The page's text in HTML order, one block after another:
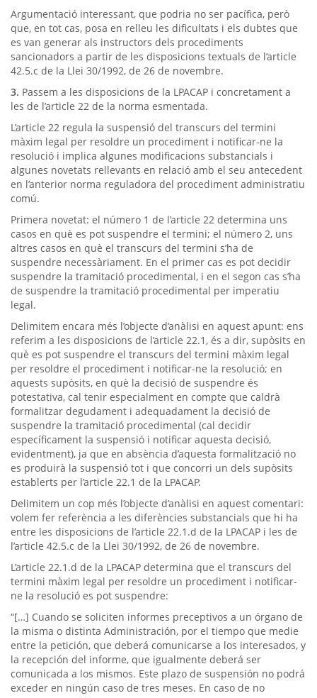
Argumentació interessant, que podria no ser pacífica, però
que, en tot cas, posa en relleu les dificultats i els dubtes que
es van generar als instructors dels procediments
sancionadors a partir de les disposicions textuals de l’article
42.5.c de la Llei 30/1992, de 26 de novembre.
3. Passem a les disposicions de la LPACAP i concretament a
les de l’article 22 de la norma esmentada.
L’article 22 regula la suspensió del transcurs del termini
màxim legal per resoldre un procediment i notificar-ne la
resolució i implica algunes modificacions substancials i
algunes novetats rellevants en relació amb el seu antecedent
en l’anterior norma reguladora del procediment administratiu
comú.
Primera novetat: el número 1 de l’article 22 determina uns
casos en què es pot suspendre el termini; el número 2, uns
altres casos en què el transcurs del termini s’ha de
suspendre necessàriament. En el primer cas es pot decidir
suspendre la tramitació procedimental, i en el segon cas s’ha
de suspendre la tramitació procedimental per imperatiu
legal.
Delimitem encara més l’objecte d’anàlisi en aquest apunt: ens
referim a les disposicions de l’article 22.1, és a dir, supòsits en
què es pot suspendre el transcurs del termini màxim legal
per resoldre el procediment i notificar-ne la resolució; en
aquests supòsits, en què la decisió de suspendre és
potestativa, cal tenir especialment en compte que caldrà
formalitzar degudament i adequadament la decisió de
suspendre la tramitació procedimental (cal decidir
específicament la suspensió i notificar aquesta decisió,
evidentment), ja que en absència d’aquesta formalització no
es produirà la suspensió tot i que concorri un dels supòsits
establerts per l’article 22.1 de la LPACAP.
Delimitem un cop més l’objecte d’anàlisi en aquest comentari:
volem fer referència a les diferències substancials que hi ha
entre les disposicions de l’article 22.1.d de la LPACAP i les de
l’article 42.5.c de la Llei 30/1992, de 26 de novembre.
L’article 22.1.d de la LPACAP determina que el transcurs del
termini màxim legal per resoldre un procediment i notificar-
ne la resolució es pot suspendre:
“[…] Cuando se soliciten informes preceptivos a un órgano de
la misma o distinta Administración, por el tiempo que medie
entre la petición, que deberá comunicarse a los interesados, y
la recepción del informe, que igualmente deberá ser
comunicada a los mismos. Este plazo de suspensión no podrá
exceder en ningún caso de tres meses. En caso de no